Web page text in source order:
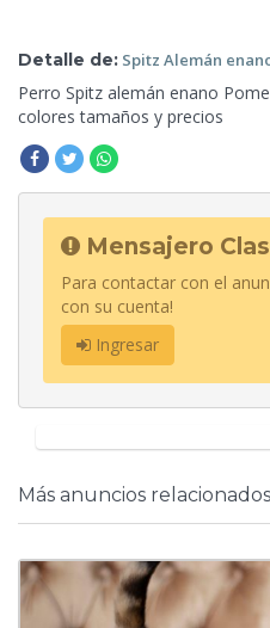
Detalle de: Spitz Alemán
Perro Spitz alemán enano
colores tamaños y precios
Mensajero
Para contactar con el
con su cuenta!
Ingresar
Más anuncios relacionados